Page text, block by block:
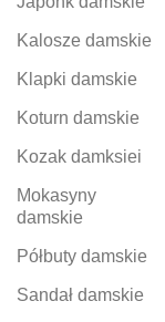
Kalosze damskie
Klapki damskie
Koturn damskie
Kozak damksiei
Mokasyny
damskie
Półbuty damskie
Sandał damskie